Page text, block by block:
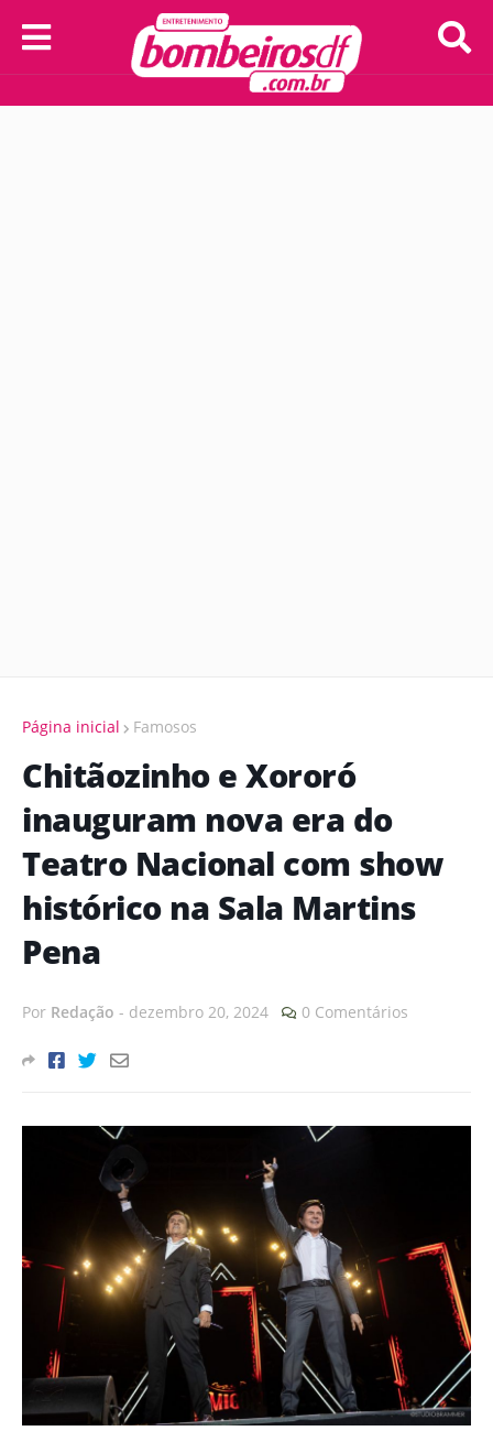
Página inicial Famosos
Chitãozinho e Xororó
inauguram nova era do
Teatro Nacional com show
histórico na Sala Martins
Pena
Por Redação - dezembro 20, 2024 0 Comentários